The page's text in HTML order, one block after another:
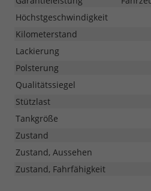
Höchstgeschwindigkeit
Kilometerstand
Lackierung
Polsterung
Qualitätssiegel
Stützlast
Tankgröße
Zustand
Zustand, Aussehen
Zustand, Fahrfähigkeit